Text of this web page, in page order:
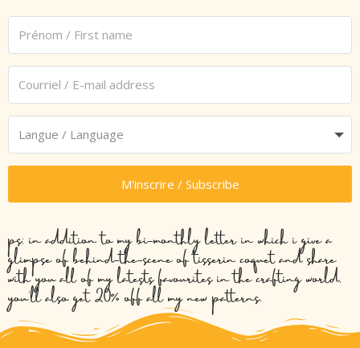
M'inscrire / Subscribe
ps: in addition to my bi-monthly letter in which i give a
glimpse of behind-the-scene of tisserin coquet and share
with you all of my latests favourites in the crafting world,
you’ll also get 20% off all my new patterns.